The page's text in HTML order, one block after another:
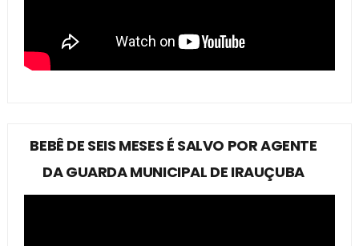
BEBÊ DE SEIS MESES É SALVO POR AGENTE
DA GUARDA MUNICIPAL DE IRAUÇUBA